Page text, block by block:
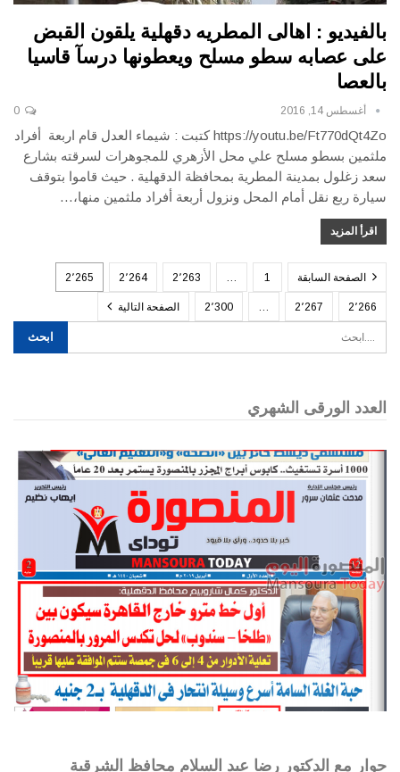
بالفيديو : اهالى المطريه دقهلية يلقون القبض
على عصابه سطو مسلح ويعطونها درسآ قاسيا
بالعصا
أغسطس 14, 2016
https://youtu.be/Ft770dQt4Zo كتبت : شيماء العدل قام اربعة أفراد
ملثمين بسطو مسلح علي محل الأزهري للمجوهرات لسرقته بشارع
سعد زغلول بمدينة المطرية بمحافظة الدقهلية . حيث قاموا بتوقف
سيارة ربع نقل أمام المحل ونزول أربعة أفراد ملثمين منها،…
اقرأ المزيد
الصفحة السابقة 1
… 2٬263 2٬264 2٬265
2٬266 2٬267 … 2٬300 الصفحة التالية
العدد الورقى الشهري
حوار مع الدكتور رضا عبد السلام محافظ الشرقية